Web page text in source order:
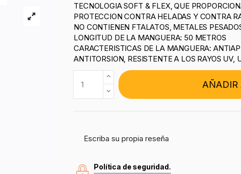
TECNOLOGIA SOFT & FLEX, QUE
PROTECCION CONTRA HELADAS Y CONTRA
NO CONTIENEN FTALATOS, METALES
LONGITUD DE LA MANGUERA: 50 METROS
CARACTERISTICAS DE LA MANGUERA:
ANTITORSION, RESISTENTE A LOS RAYOS UV,
AÑADIR
Escriba su propia reseña
Política de seguridad.